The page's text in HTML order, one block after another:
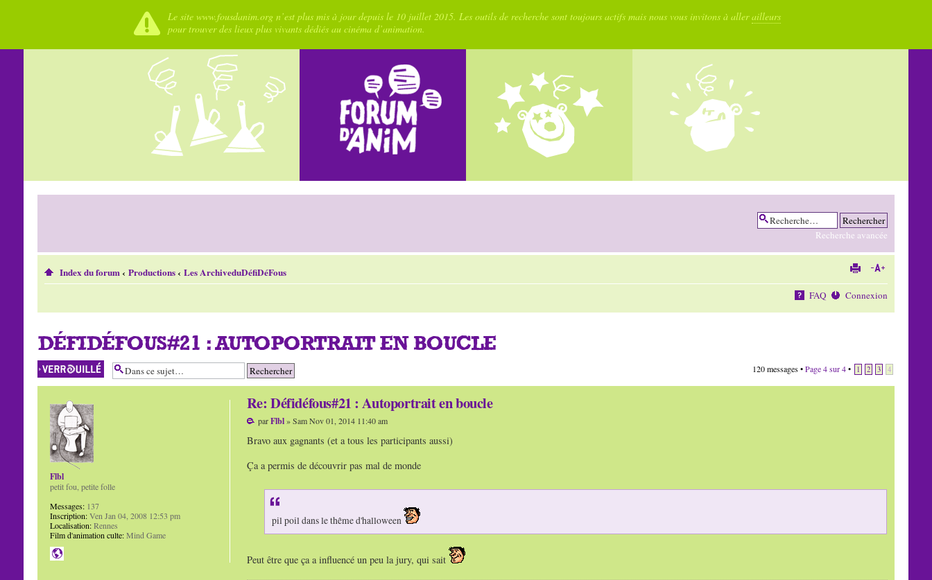
Le site www.fousdanim.org n’est plus mis à jour depuis le 10 juillet 2015. Les outils de recherche sont toujours actifs mais nous vous invitons à allerailleurs
pour trouver des lieux plus vivants dédiés au cinéma d’animation.
Recherche avancée
Index du forum‹ Productions‹ Les ArchiveduDéfiDéFous
FAQ Connexion
DÉFIDÉFOUS#21 : AUTOPORTRAIT EN BOUCLE
Sujet verrouillé 120 messages •Page4sur4• 1 2 3 4
Re: Défidéfous#21 : Autoportrait en boucle
parFlbl» Sam Nov 01, 2014 11:40 am
Bravo aux gagnants (et a tous les participants aussi)
Ça a permis de découvrir pas mal de monde
pil poil dans le thême d'halloween
Peut être que ça a influencé un peu la jury, qui sait
Flbl
petit fou, petite folle
Messages:137
Inscription:Ven Jan 04, 2008 12:53 pm
Localisation:Rennes
Film d'animation culte:Mind Game